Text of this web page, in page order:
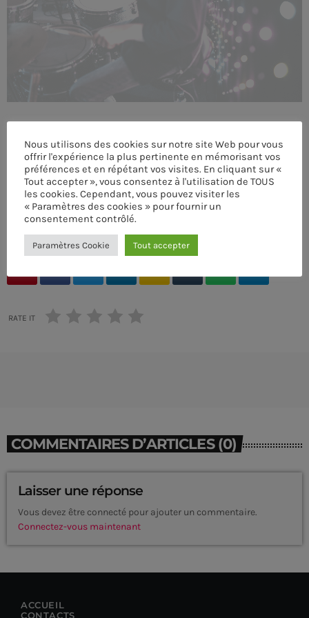
MEMBRES DE L’ÉQUIPE
TEAM
PRIVACY POLICY
CUSTOM PLAYER
RALIEZOT 92
ÉCRIT PAR:ADMIN
RATE IT
COMMENTAIRES D’ARTICLES (0)
Laisser une réponse
Vous devez être connecté pour ajouter un commentaire.
Connectez-vous maintenant
ACCUEIL
CONTACTS
Nous utilisons des cookies sur notre site Web pour vous
offrir l'expérience la plus pertinente en mémorisant vos
préférences et en répétant vos visites. En cliquant sur «
Tout accepter », vous consentez à l'utilisation de TOUS
les cookies. Cependant, vous pouvez visiter les
« Paramètres des cookies » pour fournir un
consentement contrôlé.
Paramètres Cookie Tout accepter